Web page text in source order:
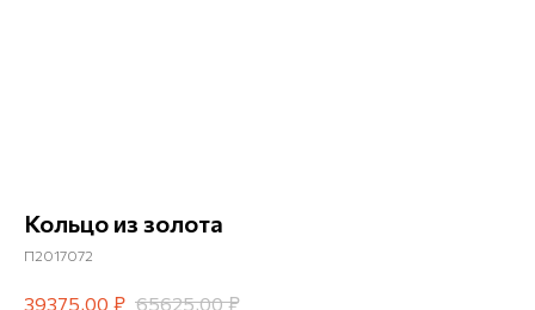
Кольцо из золота
П2017072
39375,00 ₽ 65625,00 ₽